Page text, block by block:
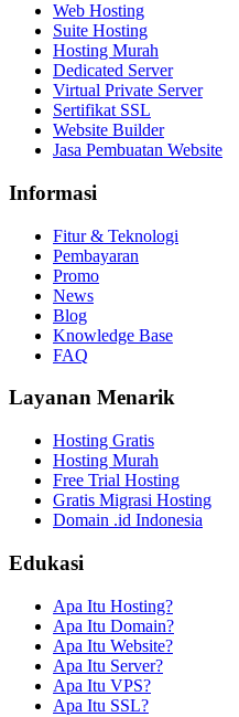
Web Hosting
Suite Hosting
Hosting Murah
Dedicated Server
Virtual Private Server
Sertifikat SSL
Website Builder
Jasa Pembuatan Website
Informasi
Fitur & Teknologi
Pembayaran
Promo
News
Blog
Knowledge Base
FAQ
Layanan Menarik
Hosting Gratis
Hosting Murah
Free Trial Hosting
Gratis Migrasi Hosting
Domain .id Indonesia
Edukasi
Apa Itu Hosting?
Apa Itu Domain?
Apa Itu Website?
Apa Itu Server?
Apa Itu VPS?
Apa Itu SSL?